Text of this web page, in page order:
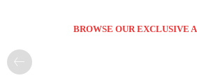
BROWSE OUR EXCLUSIVE